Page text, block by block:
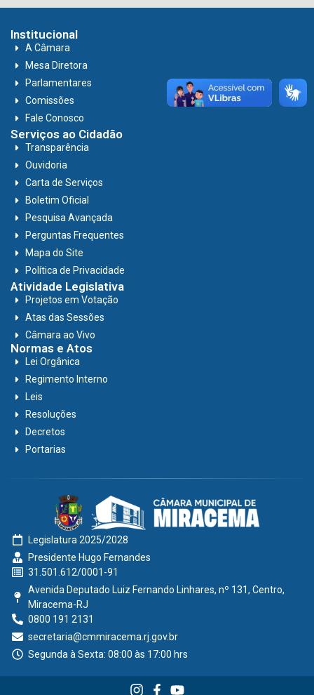
Institucional
A Câmara
Mesa Diretora
Parlamentares
Comissões
Fale Conosco
Serviços ao Cidadão
Transparência
Ouvidoria
Carta de Serviços
Boletim Oficial
Pesquisa Avançada
Perguntas Frequentes
Mapa do Site
Política de Privacidade
Atividade Legislativa
Projetos em Votação
Atas das Sessões
Câmara ao Vivo
Normas e Atos
Lei Orgânica
Regimento Interno
Leis
Resoluções
Decretos
Portarias
Legislatura 2025/2028
Presidente Hugo Fernandes
31.501.612/0001-91
Avenida Deputado Luiz Fernando Linhares, nº 131, Centro,
Miracema-RJ
0800 191 2131
secretaria@cmmiracema.rj.gov.br
Segunda à Sexta: 08:00 às 17:00 hrs